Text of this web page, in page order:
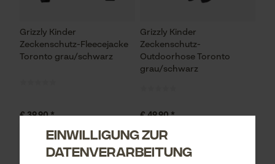
Grizzly Kinder
Zeckenschutz-Fleecejacke
Toronto grau/schwarz
€ 39,90 *
Grizzly Kinder
Zeckenschutz-
Outdoorhose Toronto
grau/schwarz
€ 49,90 *
Einwilligung zur
Datenverarbeitung